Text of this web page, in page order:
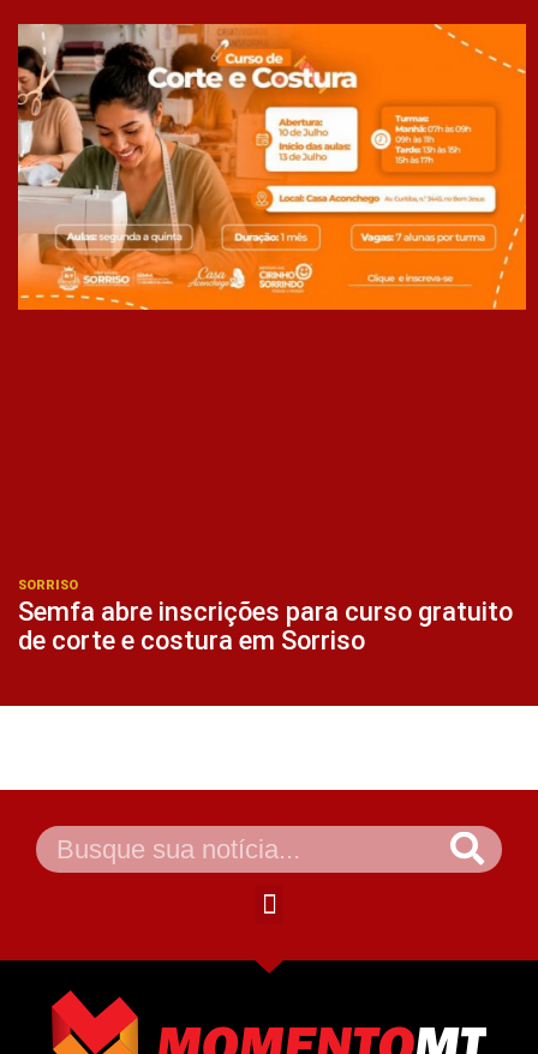
SORRISO
Semfa abre inscrições para curso gratuito
de corte e costura em Sorriso